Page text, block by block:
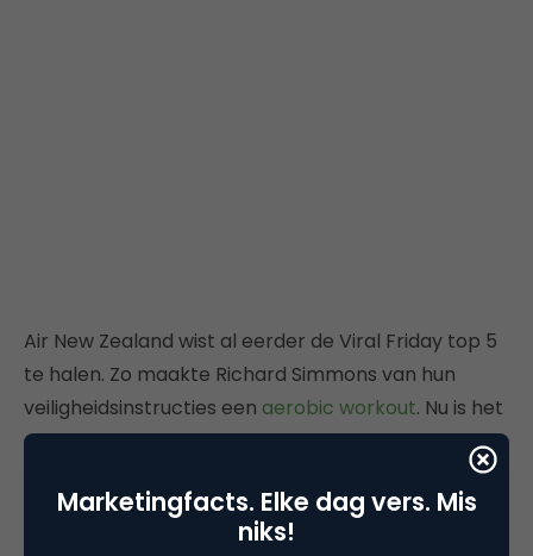
Air New Zealand wist al eerder de Viral Friday top 5
te halen. Zo maakte Richard Simmons van hun
veiligheidsinstructies een aerobic workout. Nu is het
aan Baywatch sterDavid Hasselhoffom in een
vliegtuigstoel plaats te nemen voor een interview
met pratende pop Rico (!). Hoe raar dat ook mag
klinken, de video had wel meer dan 350.000 views
Marketingfacts. Elke dag vers. Mis
niks!